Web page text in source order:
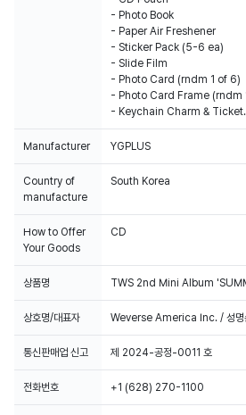
- Photo Book
- Paper Air Freshener
- Sticker Pack (5-6 ea)
- Slide Film
- Photo Card (rndm 1 of 6)
- Photo Card Frame (rndm
- Keychain Charm & Ticket.
Manufacturer YGPLUS
Country of
manufacture
South Korea
How to Offer
Your Goods
CD
상품명 TWS 2nd Mini Album
상호명/대표자 Weverse America Inc. / 성명
통신판매업 신고 제 2024-공정-0011 호
전화번호 +1 (628) 270-1100